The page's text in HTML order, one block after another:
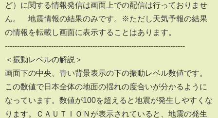
ど）に関する情報発信は画面上での配信は行っておりませ
ん。 地震情報の結果のみです。※ただし天気予報の結果
の情報を転載し画面に表示することはあります。
--------------------------------------------------------------------------
＜振動レベルの解説＞
画面下の中央、青い背景表示の下の振動レベル数値です。
この数値で日本全体の地面の揺れの度合いが分かるように
なっています。数値が100を超えると地震が発生しやすくな
ります。ＣＡＵＴＩＯＮが表示されていると、地震の発生